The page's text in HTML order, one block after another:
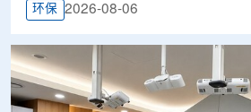
环保 2026-08-06